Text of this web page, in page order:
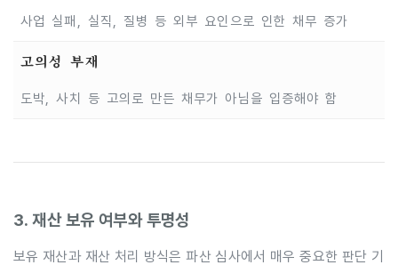
사업 실패, 실직, 질병 등 외부 요인으로 인한 채무 증가
고의성 부재
도박, 사치 등 고의로 만든 채무가 아님을 입증해야 함
3. 재산 보유 여부와 투명성
보유 재산과 재산 처리 방식은 파산 심사에서 매우 중요한 판단 기